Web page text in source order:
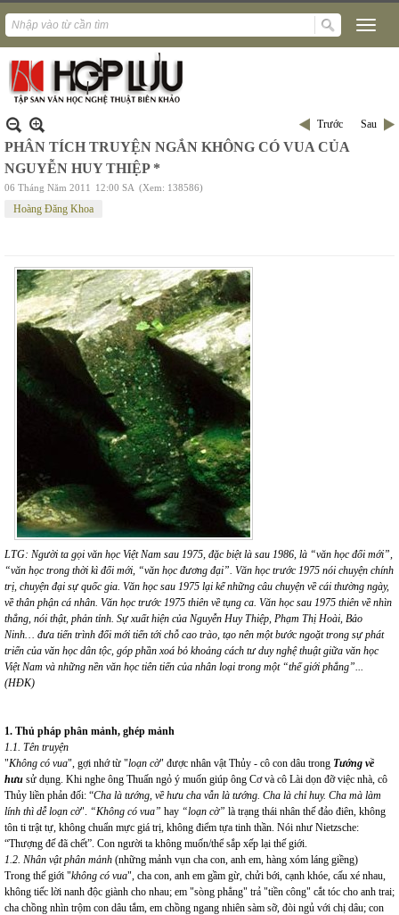
Trước Sau
PHÂN TÍCH TRUYỆN NGẮN KHÔNG CÓ VUA CỦA
NGUYỄN HUY THIỆP *
06 Tháng Năm 2011 12:00 SA (Xem: 138586)
Hoàng Đăng Khoa
LTG: Người ta gọi văn học Việt Nam sau 1975, đặc biệt là sau 1986, là “văn học đổi mới”,
“văn học trong thời kì đổi mới, “văn học đương đại”. Văn học trước 1975 nói chuyện chính
trị, chuyện đại sự quốc gia. Văn học sau 1975 lại kể những câu chuyện về cái thường ngày,
về thân phận cá nhân. Văn học trước 1975 thiên về tụng ca. Văn học sau 1975 thiên về nhìn
thẳng, nói thật, phản tỉnh. Sự xuất hiện của Nguyễn Huy Thiệp, Phạm Thị Hoài, Bảo
Ninh… đưa tiến trình đổi mới tiến tới chỗ cao trào, tạo nên một bước ngoặt trong sự phát
triển của văn học dân tộc, góp phần xoá bỏ khoảng cách tư duy nghệ thuật giữa văn học
Việt Nam và những nền văn học tiên tiến của nhân loại trong một “thế giới phẳng”...
(HĐK)
1. Thủ pháp phân mảnh, ghép mảnh
1.1. Tên truyện
"Không có vua", gợi nhớ từ "loạn cờ" được nhân vật Thủy - cô con dâu trong Tướng về
hưu sử dụng. Khi nghe ông Thuấn ngỏ ý muốn giúp ông Cơ và cô Lài dọn đỡ việc nhà, cô
Thủy liền phản đối: “Cha là tướng, về hưu cha vẫn là tướng. Cha là chỉ huy. Cha mà làm
lính thì dễ loạn cờ". “Không có vua” hay “loạn cờ” là trạng thái nhân thế đảo điên, không
tôn ti trật tự, không chuẩn mực giá trị, không điểm tựa tinh thần. Nói như Nietzsche:
“Thượng đế đã chết”. Con người ta không muốn/thể sắp xếp lại thế giới.
1.2. Nhân vật phân mảnh (những mảnh vụn cha con, anh em, hàng xóm láng giềng)
Trong thế giới "không có vua", cha con, anh em gầm gừ, chửi bới, cạnh khóe, cấu xé nhau,
không tiếc lời nanh độc giành cho nhau; em "sòng phẳng" trả "tiền công" cắt tóc cho anh trai;
cha chồng nhìn trộm con dâu tắm, em chồng ngang nhiên sàm sỡ, đòi ngủ với chị dâu; con